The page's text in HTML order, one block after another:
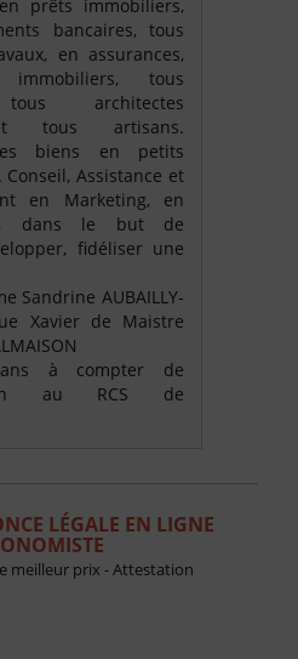
prêts immobiliers,
bancaires, tous
en assurances,
tous
architectes
tous artisans.
biens en petits
Assistance et
en Marketing, en
dans le but de
fidéliser une
Sandrine AUBAILLY-
Xavier de Maistre
à compter de
au RCS de
LÉGALE EN LIGNE
meilleur prix - Attestation